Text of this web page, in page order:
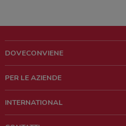
DOVECONVIENE
Chi siamo
PER LE AZIENDE
Richieste commerciali e marketing
INTERNATIONAL